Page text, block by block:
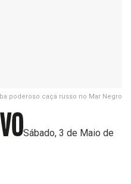
poderoso caça russo no Mar Negro
Sábado, 3 de Maio de